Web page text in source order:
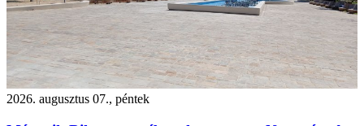
2026. augusztus 07., péntek